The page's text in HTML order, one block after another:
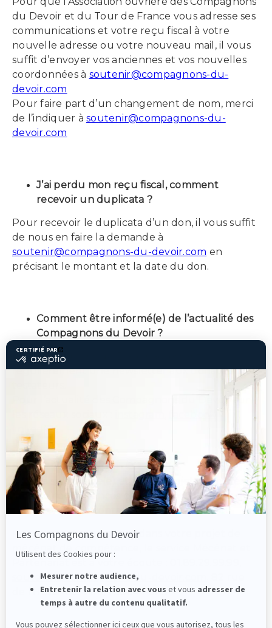
du Devoir et du Tour de France vous adresse ses
communications et votre reçu fiscal à votre
nouvelle adresse ou votre nouveau mail, il vous
suffit d’envoyer vos anciennes et vos nouvelles
coordonnées à soutenir@compagnons-du-
devoir.com
Pour faire part d’un changement de nom, merci
de l’indiquer à soutenir@compagnons-du-
devoir.com
J’ai perdu mon reçu fiscal, comment
recevoir un duplicata ?
Pour recevoir le duplicata d’un don, il vous suffit
de nous en faire la demande à
soutenir@compagnons-du-devoir.com en
précisant le montant et la date du don.
Comment être informé(e) de l’actualité des
Compagnons du Devoir ?
Les Compagnons du Devoir adressent
régulièrement une newsletter aux donateurs et
Pour l’actualité des Compagnons du Devoir sur
linkedin.
Je suis salarié(e) et j’ai un projet de mécénat
de compétences chez les Compagnons du
Devoir, qui contacter ?
Pour vous accompagner dans votre projet de
mécénat de compétence, le service Mécénat et
Partenariat est à votre écoute : 01.89.29.99.99,
soutenir@compagnons-du-devoir.com
de l’Hôtel-de-Ville, 75004 Paris.